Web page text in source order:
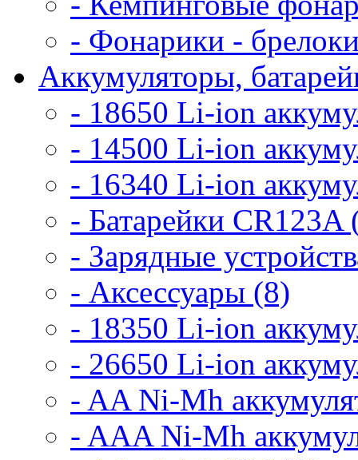
- Фонарики -
Аккумуляторы,
- 18650 Li-ion
- 14500 Li-ion
- 16340 Li-ion
- Батарейки CR123A
- Зарядные
- Аксессуары (8)
- 18350 Li-ion
- 26650 Li-ion
- AA Ni-Mh
- AAA Ni-Mh